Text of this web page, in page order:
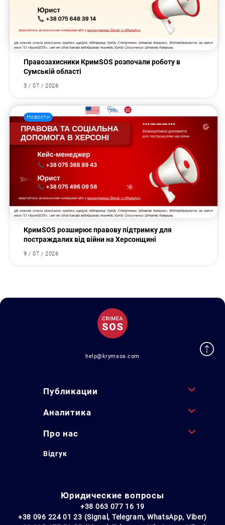
Правозахисники КримSOS розпочали роботу в
Сумській області
3 / 07 / 2026
Новости
КримSOS розширює правову підтримку для
постраждалих від війни на Херсонщині
9 / 07 / 2026
help@krymsos.com
Публикации
Аналитика
Про нас
Відгук
Юридические вопросы
+38 063 077 16 19
+38 096 224 01 23 (Signal, Telegram, WhatsApp, Viber)